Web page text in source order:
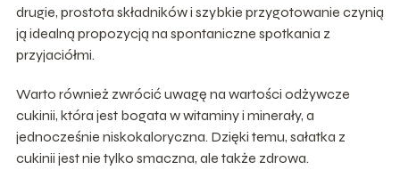
drugie, prostota składników i szybkie przygotowanie czynią
ją idealną propozycją na spontaniczne spotkania z
przyjaciółmi.
Warto również zwrócić uwagę na wartości odżywcze
cukinii, która jest bogata w witaminy i minerały, a
jednocześnie niskokaloryczna. Dzięki temu, sałatka z
cukinii jest nie tylko smaczna, ale także zdrowa.